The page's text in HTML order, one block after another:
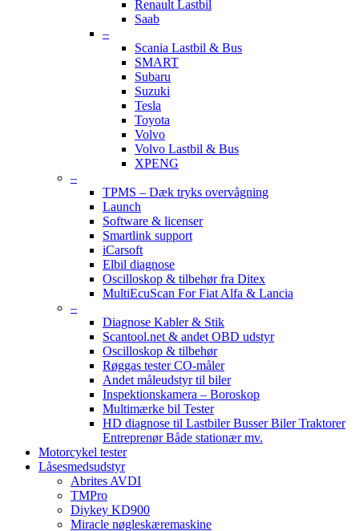
Renault Lastbil
Saab
–
Scania Lastbil & Bus
SMART
Subaru
Suzuki
Tesla
Toyota
Volvo
Volvo Lastbil & Bus
XPENG
–
TPMS – Dæk tryks overvågning
Launch
Software & licenser
Smartlink support
iCarsoft
Elbil diagnose
Oscilloskop & tilbehør fra Ditex
MultiEcuScan For Fiat Alfa & Lancia
–
Diagnose Kabler & Stik
Scantool.net & andet OBD udstyr
Oscilloskop & tilbehør
Røggas tester CO-måler
Andet måleudstyr til biler
Inspektionskamera – Boroskop
Multimærke bil Tester
HD diagnose til Lastbiler Busser Biler Traktorer
Entreprenør Både stationær mv.
Motorcykel tester
Låsesmedsudstyr
Abrites AVDI
TMPro
Diykey KD900
Miracle nøgleskæremaskine